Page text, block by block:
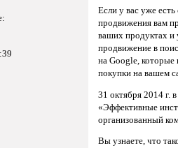
Если у вас уже есть
продвижения вам
ваших продуктах и
продвижение в
на Google, которые
покупки на вашем
31 октября 2014 г.
«Эффективные
организованный
Вы узнаете, что